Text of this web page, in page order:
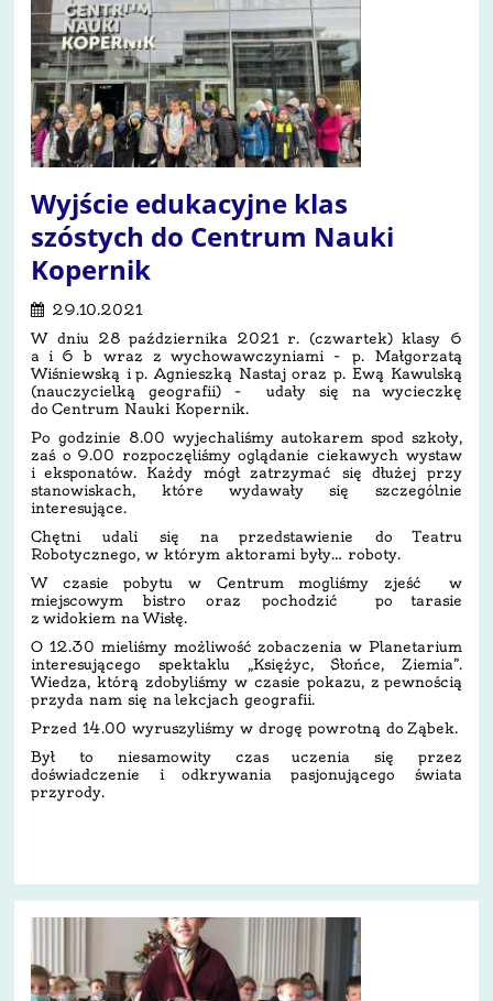
Wyjście edukacyjne klas
szóstych do Centrum Nauki
Kopernik
29.10.2021
W dniu 28 października 2021 r. (czwartek) klasy 6
a i 6 b wraz z wychowawczyniami – p. Małgorzatą
Wiśniewską i p. Agnieszką Nastaj oraz p. Ewą Kawulską
(nauczycielką geografii) – udały się na wycieczkę
do Centrum Nauki Kopernik.
Po godzinie 8.00 wyjechaliśmy autokarem spod szkoły,
zaś o 9.00 rozpoczęliśmy oglądanie ciekawych wystaw
i eksponatów. Każdy mógł zatrzymać się dłużej przy
stanowiskach, które wydawały się szczególnie
interesujące.
Chętni udali się na przedstawienie do Teatru
Robotycznego, w którym aktorami były… roboty.
W czasie pobytu w Centrum mogliśmy zjeść w
miejscowym bistro oraz pochodzić po tarasie
z widokiem na Wisłę.
O 12.30 mieliśmy możliwość zobaczenia w Planetarium
interesującego spektaklu „Księżyc, Słońce, Ziemia”.
Wiedza, którą zdobyliśmy w czasie pokazu, z pewnością
przyda nam się na lekcjach geografii.
Przed 14.00 wyruszyliśmy w drogę powrotną do Ząbek.
Był to niesamowity czas uczenia się przez
doświadczenie i odkrywania pasjonującego świata
przyrody.